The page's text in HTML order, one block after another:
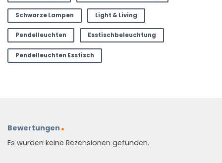
Schwarze Lampen Light & Living
Pendelleuchten Esstischbeleuchtung
Pendelleuchten Esstisch
Bewertungen
Es wurden keine Rezensionen gefunden.